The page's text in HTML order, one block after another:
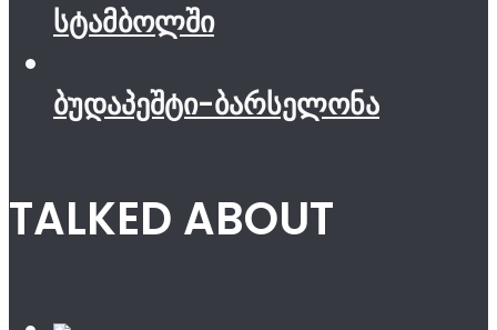
სტამბოლში
ბუდაპეშტი-ბარსელონა
TALKED ABOUT